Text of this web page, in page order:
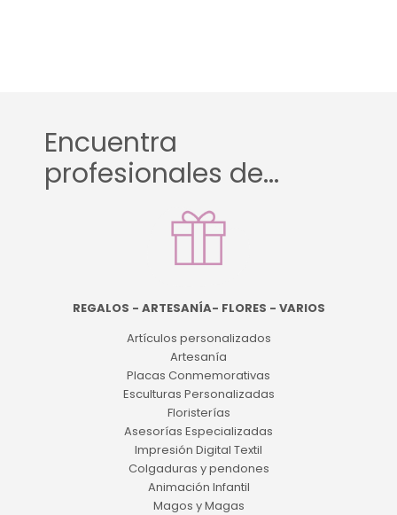
Encuentra
profesionales de...
REGALOS - ARTESANÍA- FLORES - VARIOS
Artículos personalizados
Artesanía
Placas Conmemorativas
Esculturas Personalizadas
Floristerías
Asesorías Especializadas
Impresión Digital Textil
Colgaduras y pendones
Animación Infantil
Magos y Magas